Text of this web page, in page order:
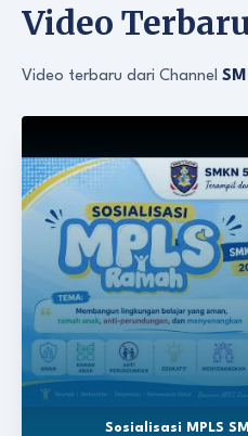
Video
Video terbaru dari Channel
Sosialisasi MPLS